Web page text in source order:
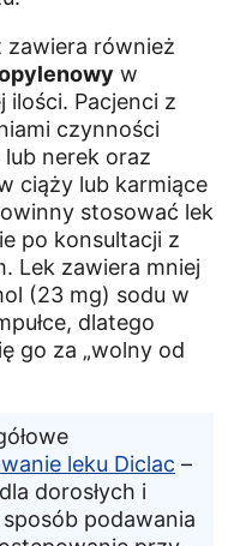
zawiera również
w
ilości. Pacjenci z
czynności
nerek oraz
ciąży lub karmiące
stosować lek
po konsultacji z
Lek zawiera mniej
(23 mg) sodu w
dlatego
go za „wolny od
leku Diclac –
dorosłych i
podawania